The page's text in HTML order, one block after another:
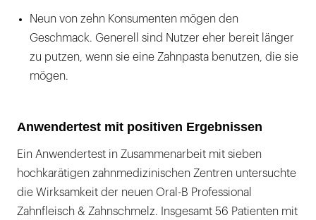
Neun von zehn Konsumenten mögen den
Geschmack. Generell sind Nutzer eher bereit länger
zu putzen, wenn sie eine Zahnpasta benutzen, die sie
mögen.
Anwendertest mit positiven Ergebnissen
Ein Anwendertest in Zusammenarbeit mit sieben
hochkarätigen zahnmedizinischen Zentren untersuchte
die Wirksamkeit der neuen Oral-B Professional
Zahnfleisch & Zahnschmelz. Insgesamt 56 Patienten mit